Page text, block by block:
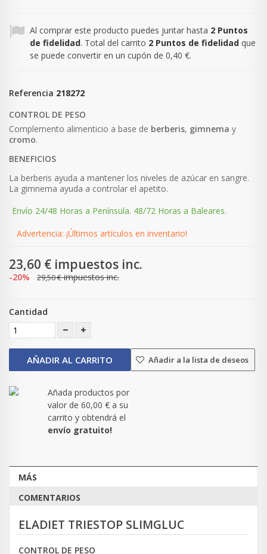
Al comprar este producto puedes juntar hasta 2 Puntos
de fidelidad. Total del carrito 2 Puntos de fidelidad que
se puede convertir en un cupón de 0,40 €.
Referencia 218272
CONTROL DE PESO
Complemento alimenticio a base de berberis, gimnema y
cromo.
BENEFICIOS
La berberis ayuda a mantener los niveles de azúcar en sangre.
La gimnema ayuda a controlar el apetito.
Envío 24/48 Horas a Península. 48/72 Horas a Baleares.
Advertencia: ¡Últimos artículos en inventario!
23,60 € impuestos inc.
-20% 29,50 €impuestos inc.
Cantidad
AÑADIR AL CARRITO Añadir a la lista de deseos
Añada productos por
valor de 60,00 € a su
carrito y obtendrá el
envío gratuito!
MÁS
COMENTARIOS
ELADIET TRIESTOP SLIMGLUC
CONTROL DE PESO